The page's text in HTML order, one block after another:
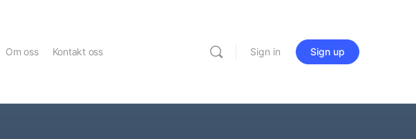
Om oss Kontakt oss Sign in Sign up